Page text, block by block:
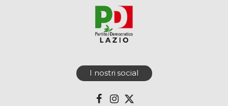
I nostri social